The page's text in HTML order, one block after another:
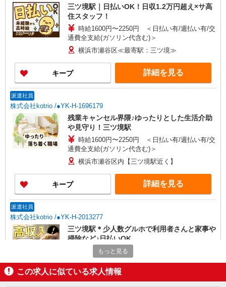
三ツ境駅｜日払いOK！日収1.2万円超え×サ高
住スタッフ！
時給1600円〜2250円 ＜日払い有/週払い有/交
通費全支給(ガソリン代含む)＞
横浜市瀬谷区≪最寄駅：三ツ境≫
キープ 詳細を見る
派遣社員
株式会社kotrio /●YK-H-1696179
残業キャンセル界隈♪ゆったりとした生活介助
や見守り！三ツ境駅
時給1600円〜2250円 ＜日払い有/週払い有/交
通費全支給(ガソリン代含む)＞
横浜市瀬谷区内【三ツ境駅近く】
キープ 詳細を見る
派遣社員
株式会社kotrio /●YK-H-2013277
三ツ境駅＊少人数グルホで利用者さんと家事や
掃除など♪日払いOK
時給1600円〜2250円 ＜日払い有/週払い有/交
通費全支給(ガソリン代含む)＞
横浜市瀬谷区≪最寄駅：三ツ境≫
もっと見る
この求人に似ている求人情報